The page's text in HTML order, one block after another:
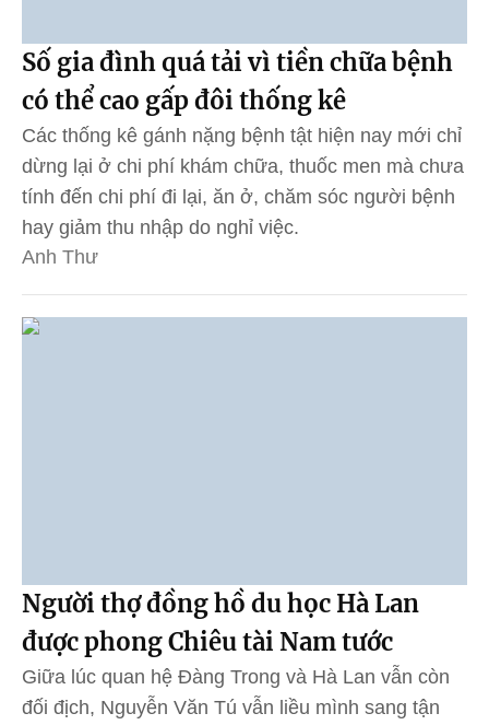
Số gia đình quá tải vì tiền chữa bệnh
có thể cao gấp đôi thống kê
Các thống kê gánh nặng bệnh tật hiện nay mới chỉ
dừng lại ở chi phí khám chữa, thuốc men mà chưa
tính đến chi phí đi lại, ăn ở, chăm sóc người bệnh
hay giảm thu nhập do nghỉ việc.
Anh Thư
Người thợ đồng hồ du học Hà Lan
được phong Chiêu tài Nam tước
Giữa lúc quan hệ Đàng Trong và Hà Lan vẫn còn
đối địch, Nguyễn Văn Tú vẫn liều mình sang tận